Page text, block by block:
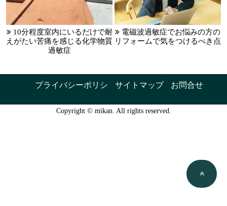
10分程度室内にいるだけで耐
えがたい苦痛を感じる化学物質
過敏症
電磁波過敏症でお悩みの方の
リフォームで気をつけるべき点
プライバシーポリシ サイトマップ お問合せ
Copyright © mikan. All rights reserved.